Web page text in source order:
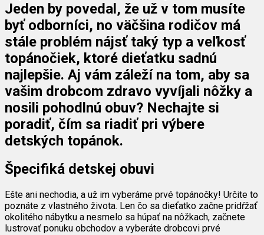
Jeden by povedal, že už v tom musíte
byť odborníci, no väčšina rodičov má
stále problém nájsť taký typ a veľkosť
topánočiek, ktoré dieťatku sadnú
najlepšie. Aj vám záleží na tom, aby sa
vašim drobcom zdravo vyvíjali nôžky a
nosili pohodlnú obuv? Nechajte si
poradiť, čím sa riadiť pri výbere
detských topánok.
Špecifiká detskej obuvi
Ešte ani nechodia, a už im vyberáme prvé topánočky! Určite to
poznáte z vlastného života. Len čo sa dieťatko začne pridŕžať
okolitého nábytku a nesmelo sa húpať na nôžkach, začnete
lustrovať ponuku obchodov a vyberáte drobcovi prvé